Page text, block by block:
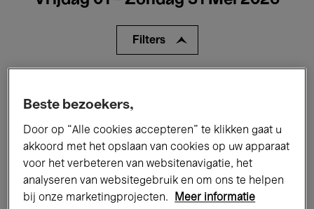
Filters
Performances Lezingen & Debatten
Jazz Klassieke Muziek Global Music
Beste bezoekers,
Door op “Alle cookies accepteren” te klikken gaat u
akkoord met het opslaan van cookies op uw apparaat
voor het verbeteren van websitenavigatie, het
analyseren van websitegebruik en om ons te helpen
bij onze marketingprojecten.
Meer informatie